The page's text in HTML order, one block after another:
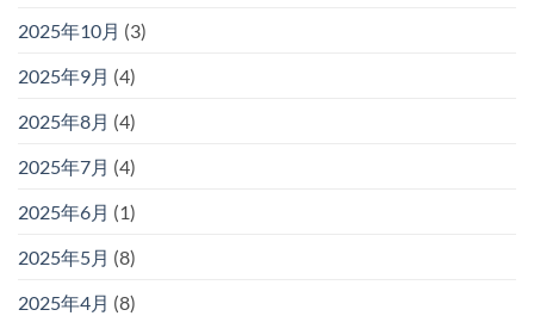
2025年10月 (3)
2025年9月 (4)
2025年8月 (4)
2025年7月 (4)
2025年6月 (1)
2025年5月 (8)
2025年4月 (8)